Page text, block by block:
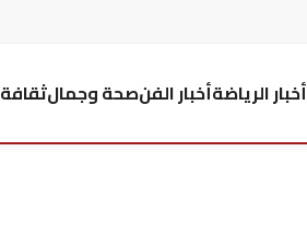
أخبار الرياضةأخبار الفنصحة وجمالثقافة